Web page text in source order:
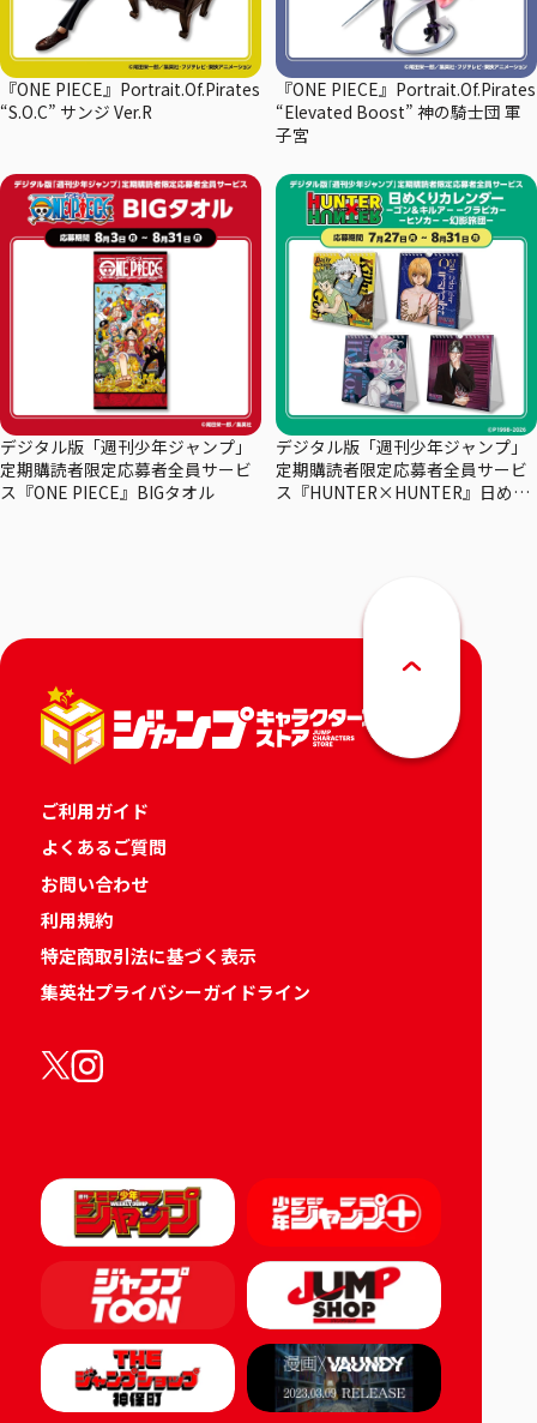
『ONE PIECE』Portrait.Of.Pirates
“S.O.C” サンジ Ver.R
『ONE PIECE』Portrait.Of.Pirates
“Elevated Boost” 神の騎士団 軍
子宮
デジタル版「週刊少年ジャンプ」
定期購読者限定応募者全員サービ
ス『ONE PIECE』BIGタオル
デジタル版「週刊少年ジャンプ」
定期購読者限定応募者全員サービ
ス『HUNTER×HUNTER』日めく
ご利用ガイド
よくあるご質問
お問い合わせ
利用規約
特定商取引法に基づく表示
集英社プライバシーガイドライン